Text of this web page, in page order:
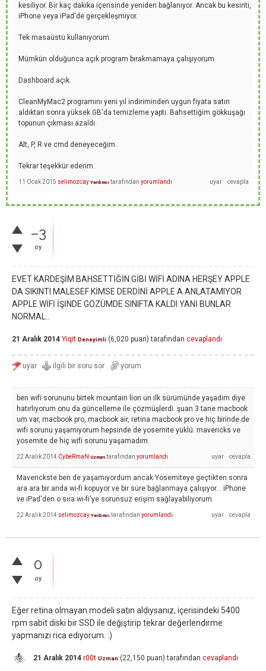
kesiliyor. Bir kaç dakika içerisinde yeniden bağlanıyor. Ancak bu kesinti,
iPhone veya iPad'de gerçekleşmiyor.
Tek masaüstü kullanıyorum.
Mümkün olduğunca açık program bırakmamaya çalışıyorum.
Dashboard açık.
CleanMyMac2 programını yeni yıl indiriminden uygun fiyata satın
aldıktan sonra yüksek GB'da temizleme yaptı. Bahsettiğim gökkuşağı
topunun çıkması azaldı.
Alt, P, R ve cmd deneyeceğim.
Tekrar teşekkür ederim.
11 Ocak 2015 selimozcay Yardımcı tarafından yorumlandı
–3
oy
EVET KARDEŞİM BAHSETTİĞİN GİBİ WİFİ ADINA HERŞEY APPLE
DA SIKINTI MALESEF KİMSE DERDİNİ APPLE A ANLATAMIYOR
APPLE WİFİ İŞİNDE GÖZÜMDE SINIFTA KALDI YANİ BUNLAR
NORMAL..
21 Aralık 2014 Yiqit Deneyimli (6,020 puan) tarafından cevaplandı
ben wifi sorununu birtek mountain lion un ilk sürümünde yaşadım diye
hatırlıyorum onu da güncelleme ile çözmüşlerdi. şuan 3 tane macbook
um var, macbook pro, macbook air, retina macbook pro ve hiç birinde de
wifi sorunu yaşamıyorum hepsinde de yosemite yüklü. mavericks ve
yosemite de hiç wifi sorunu yaşamadım.
22 Aralık 2014 CybeRmaN Uzman tarafından yorumlandı
Maverickste ben de yaşamıyordum ancak Yosemiteye geçtikten sonra
ara ara bir anda wi-fi kopuyor ve bir süre bağlanmaya çalışıyor... iPhone
ve iPad'den o sıra wi-fi'ye sorunsuz erişim sağlayabiliyorum.
22 Aralık 2014 selimozcay Yardımcı tarafından yorumlandı
0
oy
Eğer retina olmayan modeli satın aldıysanız, içerisindeki 5400
rpm sabit diski bir SSD ile değiştirip tekrar değerlendirme
yapmanızı rica ediyorum. :)
21 Aralık 2014 r00t Uzman (22,150 puan) tarafından cevaplandı